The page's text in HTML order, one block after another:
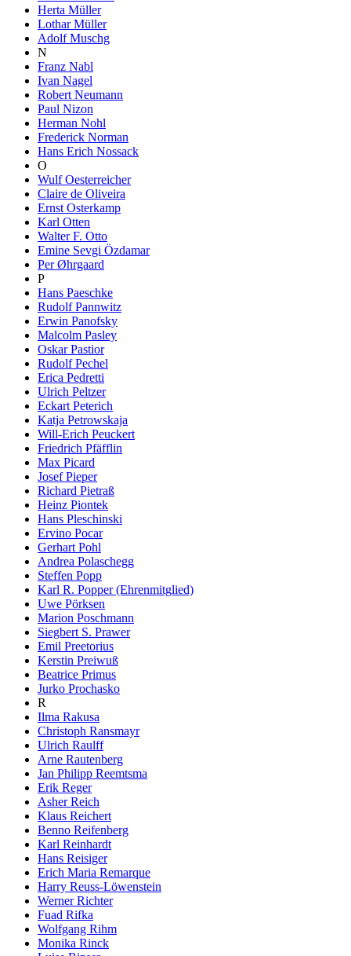
Herta Müller
Lothar Müller
Adolf Muschg
N
Franz Nabl
Ivan Nagel
Robert Neumann
Paul Nizon
Herman Nohl
Frederick Norman
Hans Erich Nossack
O
Wulf Oesterreicher
Claire de Oliveira
Ernst Osterkamp
Karl Otten
Walter F. Otto
Emine Sevgi Özdamar
Per Øhrgaard
P
Hans Paeschke
Rudolf Pannwitz
Erwin Panofsky
Malcolm Pasley
Oskar Pastior
Rudolf Pechel
Erica Pedretti
Ulrich Peltzer
Eckart Peterich
Katja Petrowskaja
Will-Erich Peuckert
Friedrich Pfäfflin
Max Picard
Josef Pieper
Richard Pietraß
Heinz Piontek
Hans Pleschinski
Ervino Pocar
Gerhart Pohl
Andrea Polaschegg
Steffen Popp
Karl R. Popper (Ehrenmitglied)
Uwe Pörksen
Marion Poschmann
Siegbert S. Prawer
Emil Preetorius
Kerstin Preiwuß
Beatrice Primus
Jurko Prochasko
R
Ilma Rakusa
Christoph Ransmayr
Ulrich Raulff
Arne Rautenberg
Jan Philipp Reemtsma
Erik Reger
Asher Reich
Klaus Reichert
Benno Reifenberg
Karl Reinhardt
Hans Reisiger
Erich Maria Remarque
Harry Reuss-Löwenstein
Werner Richter
Fuad Rifka
Wolfgang Rihm
Monika Rinck